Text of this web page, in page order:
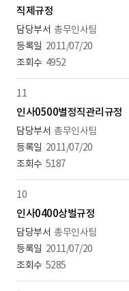
직제규정
총무인사팀
2011/07/20
4952
11
인사0500별정직관리규정
총무인사팀
2011/07/20
5187
10
인사0400상벌규정
총무인사팀
2011/07/20
5285